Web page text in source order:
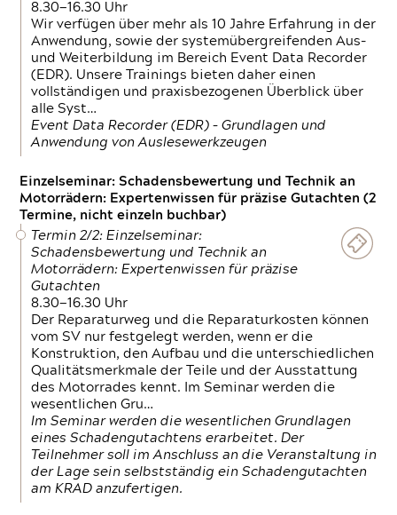
8.30—16.30 Uhr
Wir verfügen über mehr als 10 Jahre Erfahrung in der
Anwendung, sowie der systemübergreifenden Aus-
und Weiterbildung im Bereich Event Data Recorder
(EDR). Unsere Trainings bieten daher einen
vollständigen und praxisbezogenen Überblick über
alle Syst…
Event Data Recorder (EDR) – Grundlagen und
Anwendung von Auslesewerkzeugen
Einzelseminar: Schadensbewertung und Technik an
Motorrädern: Expertenwissen für präzise Gutachten (2
Termine, nicht einzeln buchbar)
Termin 2/2: Einzelseminar:
Schadensbewertung und Technik an
Motorrädern: Expertenwissen für präzise
Gutachten
8.30—16.30 Uhr
Der Reparaturweg und die Reparaturkosten können
vom SV nur festgelegt werden, wenn er die
Konstruktion, den Aufbau und die unterschiedlichen
Qualitätsmerkmale der Teile und der Ausstattung
des Motorrades kennt. Im Seminar werden die
wesentlichen Gru…
Im Seminar werden die wesentlichen Grundlagen
eines Schadengutachtens erarbeitet. Der
Teilnehmer soll im Anschluss an die Veranstaltung in
der Lage sein selbstständig ein Schadengutachten
am KRAD anzufertigen.